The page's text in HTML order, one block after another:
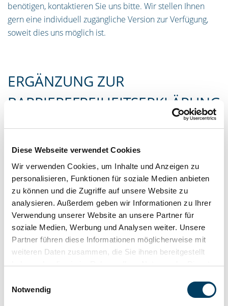
Diese Webseite verwendet Cookies
Wir verwenden Cookies, um Inhalte und Anzeigen zu
personalisieren, Funktionen für soziale Medien anbieten
zu können und die Zugriffe auf unsere Website zu
analysieren. Außerdem geben wir Informationen zu Ihrer
Verwendung unserer Website an unsere Partner für
soziale Medien, Werbung und Analysen weiter. Unsere
Partner führen diese Informationen möglicherweise mit
weiteren Daten zusammen, die Sie ihnen bereitgestellt
haben oder die sie im Rahmen Ihrer Nutzung der Dienste
unsererDatenschutzerklärung Impressum
Notwendig
benötigen, kontaktieren Sie uns bitte. Wir stellen Ihnen
gern eine individuell zugängliche Version zur Verfügung,
soweit dies uns möglich ist.
ERGÄNZUNG ZUR
BARRIEREFREIHEITSERKLÄRUNG
Auf unserer Webseite wird das Barrierefreiheits-Plugin
Gesellschaft für Barrierefreiheit mbH angeboten.
Mit diesem können Nutzende unsere Webseite an
individuelle Einschränkungen oder Präferenzen anpassen.
Die Einstellungen können über das AccessGO-Symbol
abgerufen werden oder alternativ über die
Tastenkombination “ALT + 1”. Alle Funktionen können auch
mit der Tastatur gesteuert werden
anzupassen: